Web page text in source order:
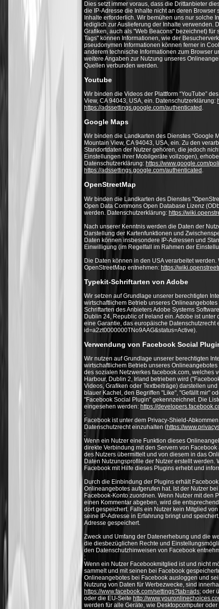
Dies setzt immer voraus, dass die Drittanbieter
die IP-Adresse die Inhalte nicht an deren
Inhalte erforderlich. Wir bemühen uns nur solche
lediglich zur Auslieferung der Inhalte verwenden.
Grafiken, auch als "Web Beacons" bezeichnet)
Tags" können Informationen, wie der
pseudonymen Informationen können ferner in
anderem technische Informationen zum Browser
weitere Angaben zur Nutzung unseres
Quellen verbunden werden.
Youtube
Wir binden die Videos der Plattform “YouTube”
View, CA 94043, USA, ein. Datenschutzerklärung:
https://adssettings.google.com/authenticated .
Google Maps
Wir binden die Landkarten des Dienstes “Google
Mountain View, CA 94043, USA, ein. Zu den
Standortdaten der Nutzer gehören, die jedoch
Einstellungen ihrer Mobilgeräte vollzogen),
Datenschutzerklärung: https://www.google.com/
https://adssettings.google.com/authenticated .
OpenStreetMap
Wir binden die Landkarten des Dienstes
Open Data Commons Open Database Lizenz
werden. Datenschutzerklärung: https://
Nach unserer Kenntnis werden die Daten der
Darstellung der Kartenfunktionen und
Daten können insbesondere IP-Adressen und
Einwilligung (im Regelfall im Rahmen der
Die Daten können in den USA verarbeitet
OpenStreetMap entnehmen: https://
Typekit-Schriftarten von Adobe
Wir setzen auf Grundlage unserer berechtigten
wirtschaftlichem Betrieb unseres Onlineangebotes
Schriftarten des Anbieters Adobe Systems
Dublin 24, Republic of Ireland ein. Adobe ist
eine Garantie, das europäische
id=a2zt0000000TNo9AAG&status=Active).
Verwendung von Facebook Social
Wir nutzen auf Grundlage unserer berechtigten
wirtschaftlichem Betrieb unseres
des sozialen Netzwerkes facebook.com, welches
Harbour, Dublin 2, Irland betrieben wird
Videos, Grafiken oder Textbeiträge) darstellen
blauer Kachel, den Begriffen "Like", "Gefällt mir"
"Facebook Social Plugin" gekennzeichnet. Die
eingesehen werden: https://
;
Facebook ist unter dem Privacy-Shield-
Datenschutzrecht einzuhalten (https://
;
Wenn ein Nutzer eine Funktion dieses
direkte Verbindung mit den Servern von
des Nutzers übermittelt und von diesem in das
Daten Nutzungsprofile der Nutzer erstellt
Facebook mit Hilfe dieses Plugins erhebt und
Durch die Einbindung der Plugins erhält
Onlineangebotes aufgerufen hat. Ist der Nutzer
Facebook-Konto zuordnen. Wenn Nutzer mit den
einen Kommentar abgeben, wird die
dort gespeichert. Falls ein Nutzer kein Mitglied
seine IP-Adresse in Erfahrung bringt und
Adresse gespeichert.
Zweck und Umfang der Datenerhebung und die
die diesbezüglichen Rechte und
den Datenschutzhinweisen von Facebook
;
Wenn ein Nutzer Facebookmitglied ist und nicht
sammelt und mit seinen bei Facebook
Onlineangebotes bei Facebook ausloggen und
Nutzung von Daten für Werbezwecke, sind
https://www.facebook.com/settings?tab=ads; oder
oder die EU-Seite http://
werden für alle Geräte, wie Desktopcomputer